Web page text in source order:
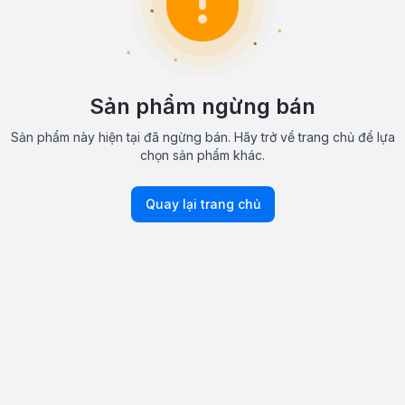
Sản phẩm ngừng bán
Sản phẩm này hiện tại đã ngừng bán. Hãy trở về trang chủ để lựa
chọn sản phẩm khác.
Quay lại trang chủ